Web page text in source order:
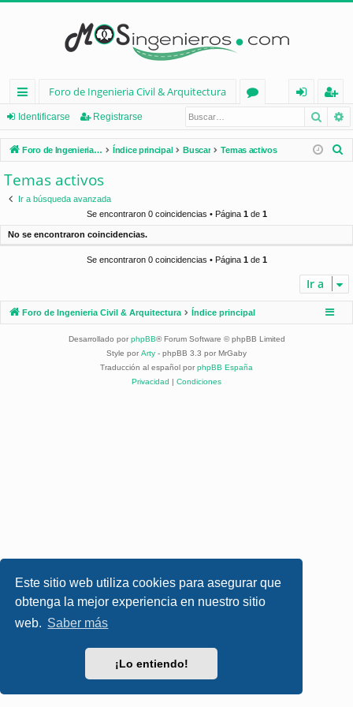
Este sitio web utiliza cookies para asegurar que
obtenga la mejor experiencia en nuestro sitio
web. Saber más
¡Lo entiendo!
nl
ac
es
rá
d
Foro de Ingenieria Civil & Arquitectura
os
nt
ifi
eg
ist
ra
Identificarse Registrarse
Foro de Ingenieria Civil & Arquitectura Índice principal Buscar Temas activos
Temas activos
Ir a búsqueda avanzada
Se encontraron 0 coincidencias • Página 1de 1
No se encontraron coincidencias.
Se encontraron 0 coincidencias • Página 1de 1
Ir a
Foro de Ingenieria Civil & Arquitectura Índice principal
Desarrollado por phpBB® Forum Software © phpBB Limited
Style por Arty - phpBB 3.3 por MrGaby
Traducción al español por phpBB España
Privacidad | Condiciones